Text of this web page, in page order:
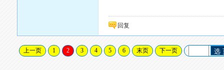
回复
上一页 1 2 3 4 5 6 末页 下一页 选